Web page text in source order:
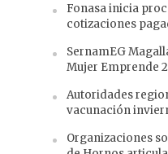
Fonasa inicia
cotizaciones
SernamEG
Mujer Emprende
Autoridades
vacunación
Organizaciones